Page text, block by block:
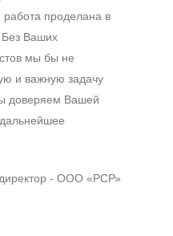
работа проделана в
Без Ваших
мы бы не
и важную задачу
доверяем Вашей
- ООО «РСР»